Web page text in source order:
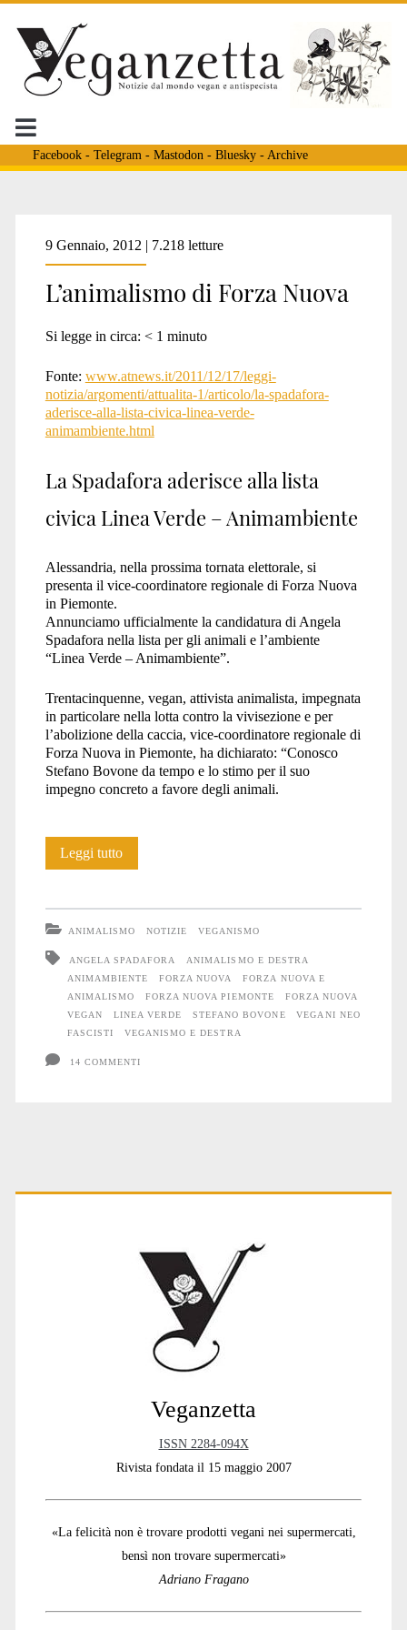
Facebook- Telegram - Mastodon - Bluesky- Archive
Tag:
<span>forza
nuova
9 Gennaio, 2012 | 7.218 letture
L’animalismo di Forza Nuova
Si legge in circa: < 1 minuto
Fonte: www.atnews.it/2011/12/17/leggi-
notizia/argomenti/attualita-1/articolo/la-spadafora-
aderisce-alla-lista-civica-linea-verde-
animambiente.html
La Spadafora aderisce alla lista
civica Linea Verde – Animambiente
Alessandria, nella prossima tornata elettorale, si
presenta il vice-coordinatore regionale di Forza Nuova
in Piemonte.
Annunciamo ufficialmente la candidatura di Angela
Spadafora nella lista per gli animali e l’ambiente
“Linea Verde – Animambiente”.
Trentacinquenne, vegan, attivista animalista, impegnata
in particolare nella lotta contro la vivisezione e per
l’abolizione della caccia, vice-coordinatore regionale di
Forza Nuova in Piemonte, ha dichiarato: “Conosco
Stefano Bovone da tempo e lo stimo per il suo
impegno concreto a favore degli animali.
Leggi tuttoL’animalismo
ANIMALISMO NOTIZIE VEGANISMO
ANGELA SPADAFORA
ANIMALISMO E DESTRA
ANIMAMBIENTE
FORZA NUOVA
FORZA NUOVA E
ANIMALISMO
FORZA NUOVA PIEMONTE
FORZA NUOVA
VEGAN
LINEA VERDE STEFANO BOVONE
VEGANI NEO
FASCISTI
VEGANISMO E DESTRA
14 COMMENTI
Primary
Veganzetta
ISSN 2284-094X
Rivista fondata il 15 maggio 2007
«La felicità non è trovare prodotti vegani nei supermercati,
bensì non trovare supermercati»
Adriano Fragano